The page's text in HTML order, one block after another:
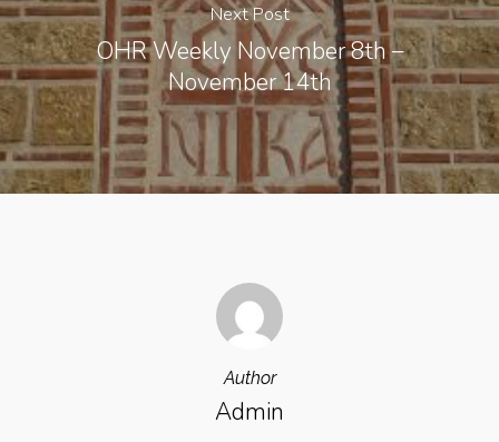
Next Post
OHR Weekly November 8th –
November 14th
Author
Admin